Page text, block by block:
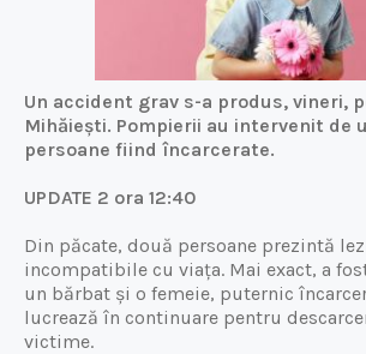
Un accident grav s-a produs, vineri,
Mihăiești. Pompierii au intervenit de
persoane fiind încarcerate.
UPDATE 2 ora 12:40
Din păcate, două persoane prezintă
incompatibile cu viața. Mai exact, a
un bărbat și o femeie, puternic
lucrează în continuare pentru
victime.